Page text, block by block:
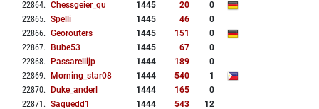
22864. Chessgeier_qu 1445 20
0
22865. Spelli 1445 46
0
22866. Georouters 1445 151
0
22867. Bube53 1445 67
0
22868. Passarellijp 1444 189
0
22869. Morning_star08 1444 540
1
22870. Duke_anderl 1444 165
0
22871 . Saquedd1 1444 543
12